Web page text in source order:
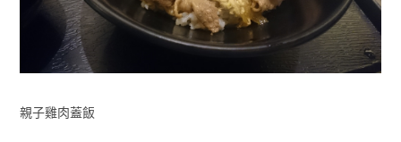
親子雞肉蓋飯